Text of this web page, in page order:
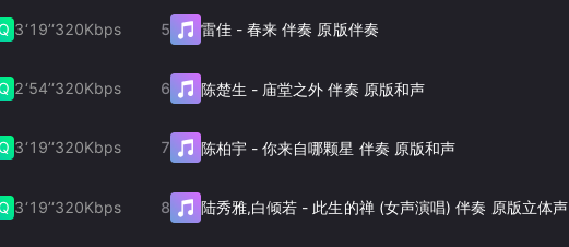
3‘19’‘320Kbps
2‘54’‘320Kbps
3‘19’‘320Kbps
3‘19’‘320Kbps
5 雷佳- 春来 伴奏 原版伴奏
6 陈楚生 - 庙堂之外 伴奏 原版和声
7 陈柏宇-你来自哪颗星 伴奏 原版和声
8 陆秀雅,白倾若 - 此生的禅 (女声演唱) 伴奏 原版立体声